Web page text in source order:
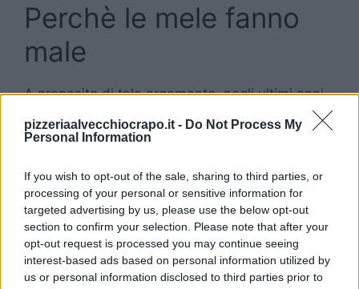
pizzeriaalvecchiocrapo.it - Do Not Process My
Personal Information
If you wish to opt-out of the sale, sharing to third parties, or
processing of your personal or sensitive information for
targeted advertising by us, please use the below opt-out
section to confirm your selection. Please note that after your
opt-out request is processed you may continue seeing
interest-based ads based on personal information utilized by
us or personal information disclosed to third parties prior to
Perchè le mele fanno
male
A proposito di tale argomento, negli ultimi anni,
sugli alimenti che possono fare male, e che
E sono giunti ad una conclusione: a fare male
sono sempre gli eccessi, e non di fatto gli
alimenti che si mangiano.
Nel caso specifico delle mele, quando si soffre
di colesterolo, è sempre bene non esagerare.